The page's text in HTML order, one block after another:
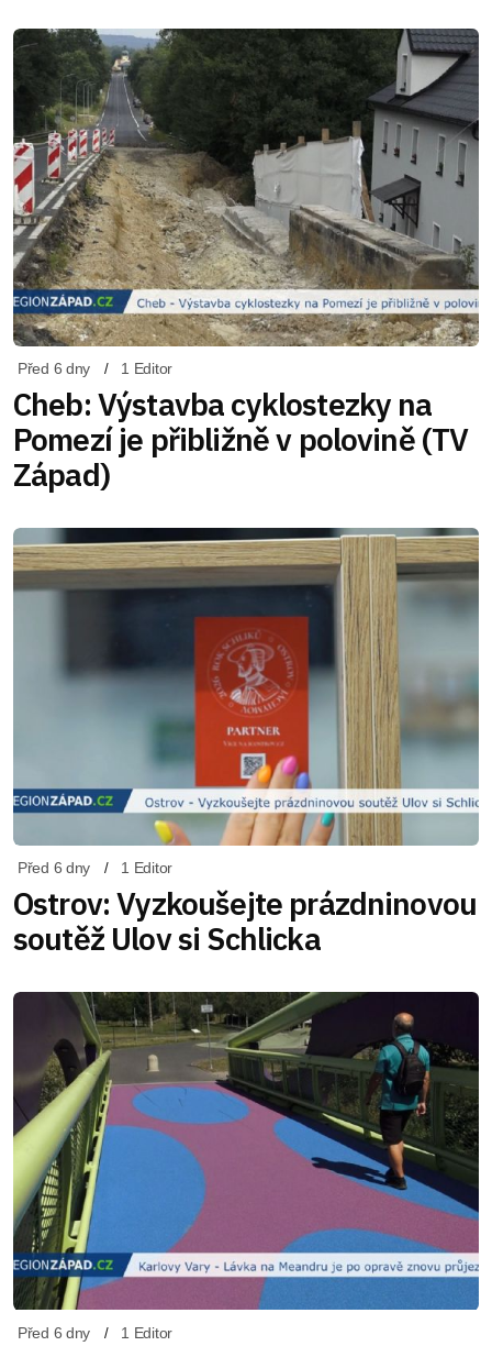
Před 6 dny 1 Editor
Cheb: Výstavba cyklostezky na
Pomezí je přibližně v polovině (TV
Západ)
Před 6 dny 1 Editor
Ostrov: Vyzkoušejte prázdninovou
soutěž Ulov si Schlicka
Před 6 dny 1 Editor